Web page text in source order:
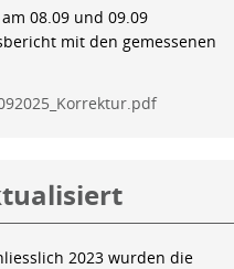
08.09 und 09.09
mit den gemessenen
2023 wurden die